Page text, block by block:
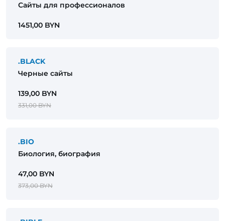
Сайты для профессионалов
1451,00 BYN
.BLACK
Черные сайты
139,00 BYN
331,00 BYN
.BIO
Биология, биография
47,00 BYN
373,00 BYN